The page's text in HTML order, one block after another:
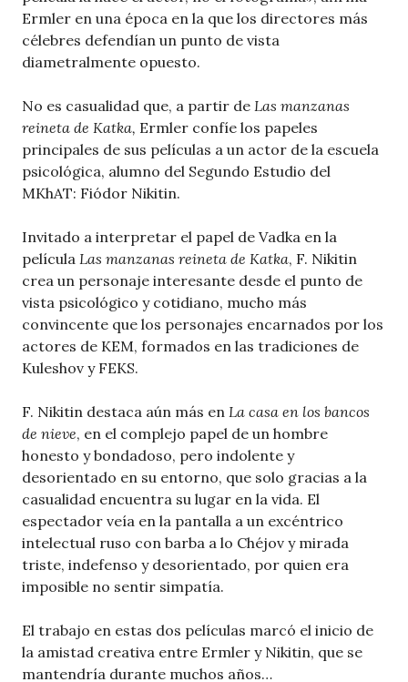
Ermler en una época en la que los directores más
célebres defendían un punto de vista
diametralmente opuesto.
No es casualidad que, a partir de Las manzanas
reineta de Katka, Ermler confíe los papeles
principales de sus películas a un actor de la escuela
psicológica, alumno del Segundo Estudio del
MKhAT: Fiódor Nikitin.
Invitado a interpretar el papel de Vadka en la
película Las manzanas reineta de Katka, F. Nikitin
crea un personaje interesante desde el punto de
vista psicológico y cotidiano, mucho más
convincente que los personajes encarnados por los
actores de KEM, formados en las tradiciones de
Kuleshov y FEKS.
F. Nikitin destaca aún más en La casa en los bancos
de nieve, en el complejo papel de un hombre
honesto y bondadoso, pero indolente y
desorientado en su entorno, que solo gracias a la
casualidad encuentra su lugar en la vida. El
espectador veía en la pantalla a un excéntrico
intelectual ruso con barba a lo Chéjov y mirada
triste, indefenso y desorientado, por quien era
imposible no sentir simpatía.
El trabajo en estas dos películas marcó el inicio de
la amistad creativa entre Ermler y Nikitin, que se
mantendría durante muchos años…